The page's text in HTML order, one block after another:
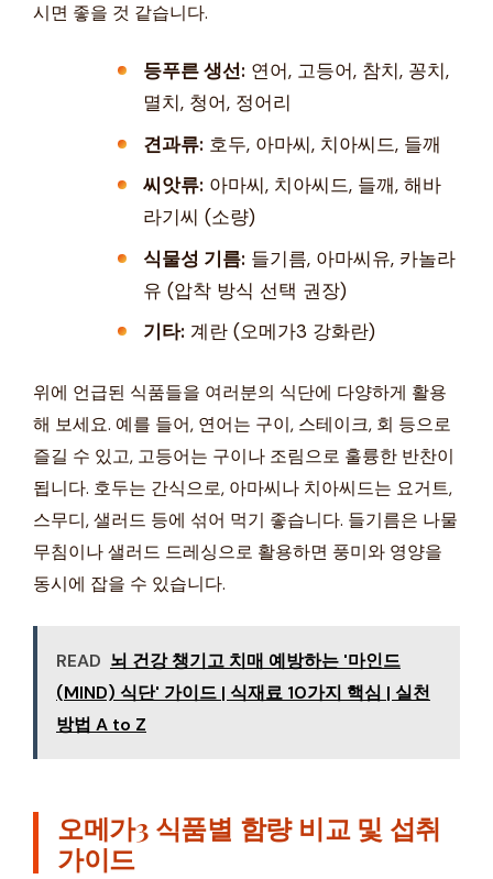
시면 좋을 것 같습니다.
등푸른 생선: 연어, 고등어, 참치, 꽁치,
멸치, 청어, 정어리
견과류: 호두, 아마씨, 치아씨드, 들깨
씨앗류: 아마씨, 치아씨드, 들깨, 해바
라기씨 (소량)
식물성 기름: 들기름, 아마씨유, 카놀라
유 (압착 방식 선택 권장)
기타: 계란 (오메가3 강화란)
위에 언급된 식품들을 여러분의 식단에 다양하게 활용
해 보세요. 예를 들어, 연어는 구이, 스테이크, 회 등으로
즐길 수 있고, 고등어는 구이나 조림으로 훌륭한 반찬이
됩니다. 호두는 간식으로, 아마씨나 치아씨드는 요거트,
스무디, 샐러드 등에 섞어 먹기 좋습니다. 들기름은 나물
무침이나 샐러드 드레싱으로 활용하면 풍미와 영양을
동시에 잡을 수 있습니다.
READ 뇌 건강 챙기고 치매 예방하는 '마인드
(MIND) 식단' 가이드 | 식재료 10가지 핵심 | 실천
방법 A to Z
오메가3 식품별 함량 비교 및 섭취
가이드